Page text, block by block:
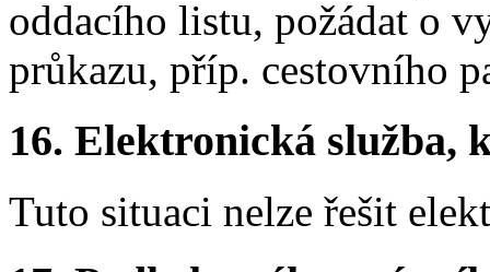
oddacího listu, požádat o
průkazu, příp. cestovního
16. Elektronická služba,
Tuto situaci nelze řešit